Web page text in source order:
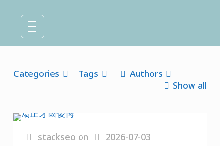
Categories Tags
Authors
Show all
stackseo on 2026-07-03